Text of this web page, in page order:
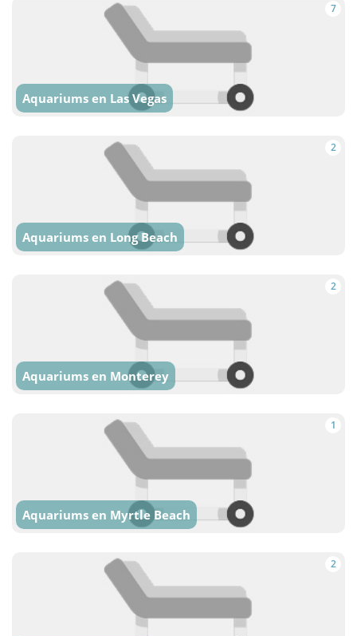
7
Aquariums en Las Vegas
2
Aquariums en Long Beach
2
Aquariums en Monterey
1
Aquariums en Myrtle Beach
2